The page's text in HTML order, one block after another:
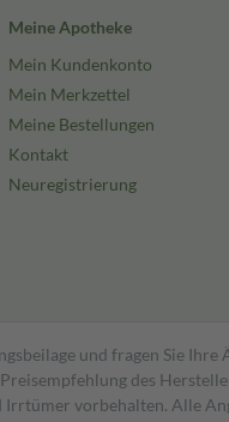
Meine Apotheke
Mein Kundenkonto
Mein Merkzettel
Meine Bestellungen
Kontakt
Neuregistrierung
und fragen Sie
des
vorbehalten. Alle